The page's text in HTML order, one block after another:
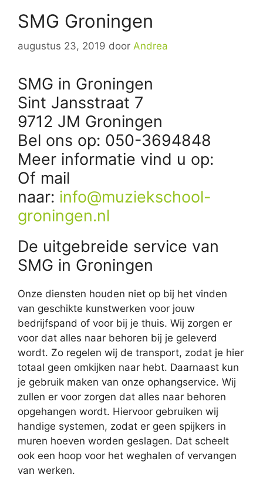
SMG Groningen
augustus 23, 2019 door Andrea
SMG in Groningen
Sint Jansstraat 7
9712 JM Groningen
Bel ons op: 050-3694848
Meer informatie vind u op:
Of mail
naar: info@muziekschool-
groningen.nl
De uitgebreide service van
SMG in Groningen
Onze diensten houden niet op bij het vinden
van geschikte kunstwerken voor jouw
bedrijfspand of voor bij je thuis. Wij zorgen er
voor dat alles naar behoren bij je geleverd
wordt. Zo regelen wij de transport, zodat je hier
totaal geen omkijken naar hebt. Daarnaast kun
je gebruik maken van onze ophangservice. Wij
zullen er voor zorgen dat alles naar behoren
opgehangen wordt. Hiervoor gebruiken wij
handige systemen, zodat er geen spijkers in
muren hoeven worden geslagen. Dat scheelt
ook een hoop voor het weghalen of vervangen
van werken.